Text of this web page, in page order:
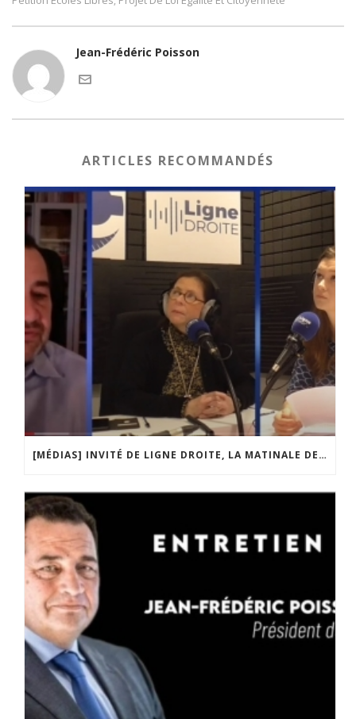
Jean-Frédéric Poisson
ARTICLES RECOMMANDÉS
[MÉDIAS] INVITÉ DE LIGNE DROITE, LA MATINALE DE RADIO COURTOISIE